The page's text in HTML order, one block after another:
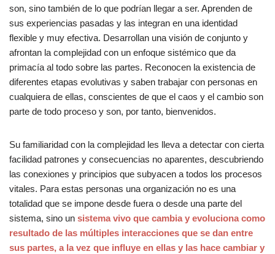
son, sino también de lo que podrían llegar a ser. Aprenden de
sus experiencias pasadas y las integran en una identidad
flexible y muy efectiva. Desarrollan una visión de conjunto y
afrontan la complejidad con un enfoque sistémico que da
primacía al todo sobre las partes. Reconocen la existencia de
diferentes etapas evolutivas y saben trabajar con personas en
cualquiera de ellas, conscientes de que el caos y el cambio son
parte de todo proceso y son, por tanto, bienvenidos.
Su familiaridad con la complejidad les lleva a detectar con cierta
facilidad patrones y consecuencias no aparentes, descubriendo
las conexiones y principios que subyacen a todos los procesos
vitales. Para estas personas una organización no es una
totalidad que se impone desde fuera o desde una parte del
sistema, sino un sistema vivo que cambia y evoluciona como
resultado de las múltiples interacciones que se dan entre
sus partes, a la vez que influye en ellas y las hace cambiar y